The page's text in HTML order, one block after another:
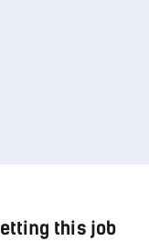
this job